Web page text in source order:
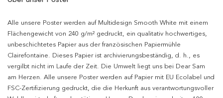
Alle unsere Poster werden auf Multidesign Smooth White mit einem
Flächengewicht von 240 g/m² gedruckt, ein qualitativ hochwertiges,
unbeschichtetes Papier aus der französischen Papiermühle
Clairefontaine. Dieses Papier ist archivierungsbeständig, d. h., es
vergilbt nicht im Laufe der Zeit. Die Umwelt liegt uns bei Dear Sam
am Herzen. Alle unsere Poster werden auf Papier mit EU Ecolabel und
FSC-Zertifizierung gedruckt, die die Herkunft aus verantwortungsvoller